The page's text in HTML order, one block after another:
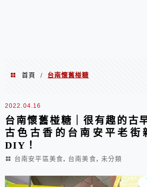
首頁 / 台南懷舊椪糖
台南懷舊椪糖
2022.04.16
台南懷舊椪糖｜很有趣的古
古色古香的台南安平老街
DIY！
台南安平區美食, 台南美食, 未分類